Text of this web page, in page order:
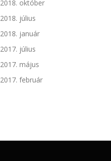
2018. október
2018. július
2018. január
2017. július
2017. május
2017. február